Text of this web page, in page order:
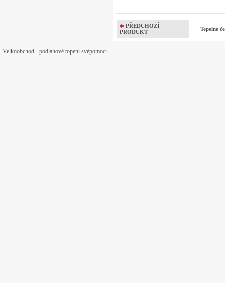
PŘEDCHOZÍ
PRODUKT
Tepelné
Velkoobchod - podlahové topení svépomocí